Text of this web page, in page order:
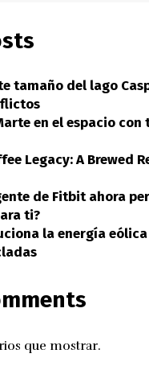
tamaño del lago
en el espacio
Legacy: A Brewed
de Fitbit ahora
ti?
la energía
que mostrar.